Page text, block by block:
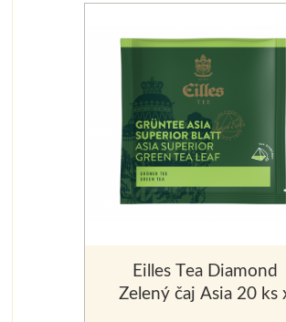
Eilles Tea Diamond
Zelený čaj Asia 20 ks